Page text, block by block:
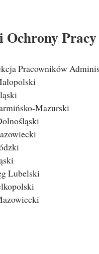
Ochrony
Pracowników
Mazurski
Lubelski